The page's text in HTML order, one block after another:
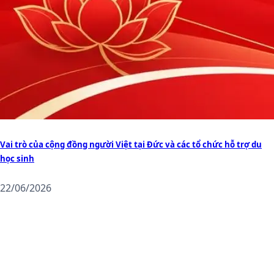
Vai trò của cộng đồng người Việt tại Đức và các tổ chức hỗ trợ du
học sinh
22/06/2026